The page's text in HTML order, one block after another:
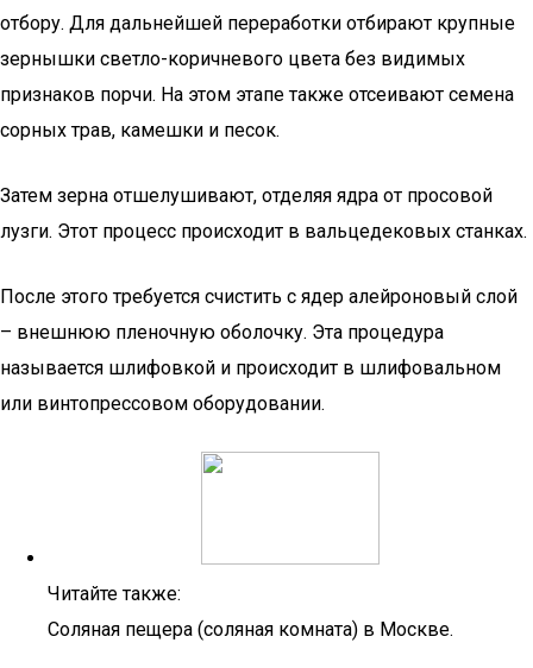
отбору. Для дальнейшей переработки отбирают крупные
зернышки светло-коричневого цвета без видимых
признаков порчи. На этом этапе также отсеивают семена
сорных трав, камешки и песок.
Затем зерна отшелушивают, отделяя ядра от просовой
лузги. Этот процесс происходит в вальцедековых станках.
После этого требуется счистить с ядер алейроновый слой
– внешнюю пленочную оболочку. Эта процедура
называется шлифовкой и происходит в шлифовальном
или винтопрессовом оборудовании.
Читайте также:
Соляная пещера (соляная комната) в Москве.